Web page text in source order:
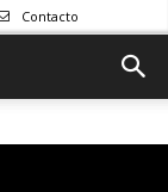
Contacto